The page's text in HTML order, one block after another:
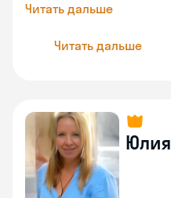
Читать дальше
Читать дальше
Юлия